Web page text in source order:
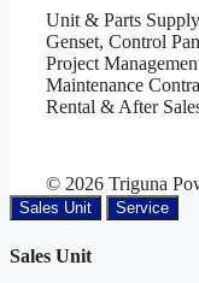
Unit & Parts Supply
Genset, Control
Project
Maintenance
Rental & After
© 2026 Triguna
Sales Unit Service
Sales Unit